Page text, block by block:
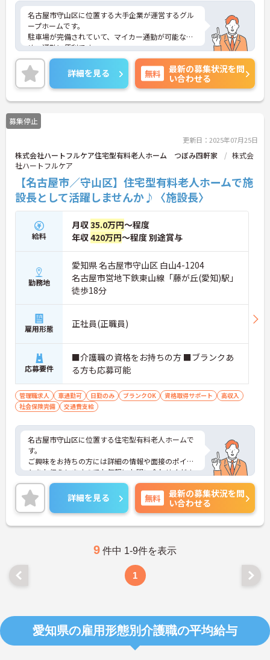
名古屋市守山区に位置する大手企業が運営するグル
ープホームです。
駐車場が完備されていて、マイカー通勤が可能なた
め、通勤に便利です。
残業時間はほとんど発生しません。プライベートと
メリハリをつけて勤務できます。
ご興味をお持ちの方には、詳細の情報や面接のポイ
ントをお伝えしますのでお気軽にお問い合わせくだ
さい。
詳細を見る 無料
最新の募集状況を問
い合わせる
募集停止
更新日：2025年07月25日
株式会社ハートフルケア住宅型有料老人ホーム つぼみ四軒家
株式会
社ハートフルケア
【名古屋市／守山区】住宅型有料老人ホームで施
設長として活躍しませんか♪〈施設長〉
給料
月収35.0万円～程度
年収420万円～程度 別途賞与
勤務地
愛知県 名古屋市守山区 白山4-1204
名古屋市営地下鉄東山線「藤が丘(愛知)駅」
徒歩18分
雇用形態 正社員(正職員)
応募要件
■介護職の資格をお持ちの方 ■ブランクあ
る方も応募可能
管理職求人 車通勤可 日勤のみ ブランクOK 資格取得サポート
高収入
社会保険完備
交通費支給
名古屋市守山区に位置する住宅型有料老人ホームで
す。
ご興味をお持ちの方には詳細の情報や面接のポイン
トをお伝えしますのでお気軽にお問い合わせくださ
いませ。
詳細を見る 無料
最新の募集状況を問
い合わせる
9 件中 1-9件を表示
1
愛知県の雇用形態別介護職の平均給与